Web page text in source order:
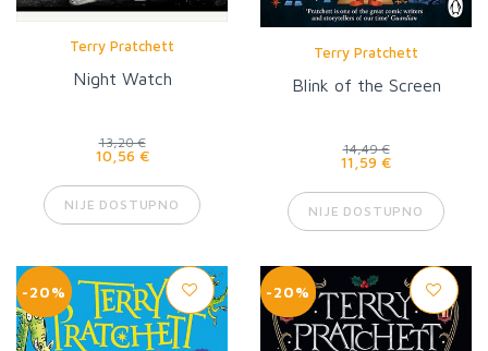
Terry Pratchett
Night Watch
13,20 €
10,56 €
NIJE DOSTUPNO
Terry Pratchett
Blink of the Screen
14,49 €
11,59 €
NIJE DOSTUPNO
-20% -20%